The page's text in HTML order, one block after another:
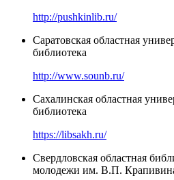
http://pushkinlib.ru/
Саратовская областная
библиотека
http://www.sounb.ru/
Сахалинская областная
библиотека
https://libsakh.ru/
Свердловская областная
молодежи им. В.П.